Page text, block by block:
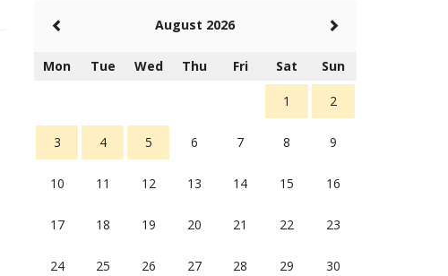
August 2026
Mon Tue Wed Thu Fri Sat Sun
1 2
3 4 5 6 7 8 9
10 11 12 13 14 15 16
17 18 19 20 21 22 23
24 25 26 27 28 29 30